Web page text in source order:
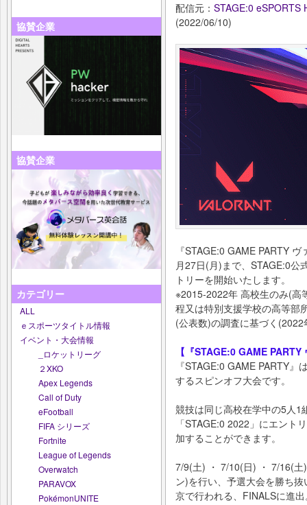
協賛企業
協賛企業
カテゴリー
ALL
ｅスポーツタイトル情報
イベント・大会情報
_ロケットリーグ
２XKO
Apex Legends
Call of Duty
eFootball
FIFA シリーズ
Fortnite
League of Legends
Overwatch
PARAVOX
PokémonUNITE
配信元： STAGE:0 eSPORTS
(2022/06/10)
『STAGE:0 GAME PARTY
月27日(月)まで、STAGE:0公
トリーを開始いたします。
※2015-2022年 高校生のみ(高
程又は特別支援学校の高等部
(公表数)の調査に基づく
【『STAGE:0 GAME
『STAGE:0 GAME PARTY
するスピンオフ大会です。
競技は同じ高校在学中の5人1
「STAGE:0 2022」にエント
加することができます。
7/9(土) ・ 7/10(日) ・ 7/16(
ン)を行い、予選大会を勝ち
京で行われる、FINALSに進